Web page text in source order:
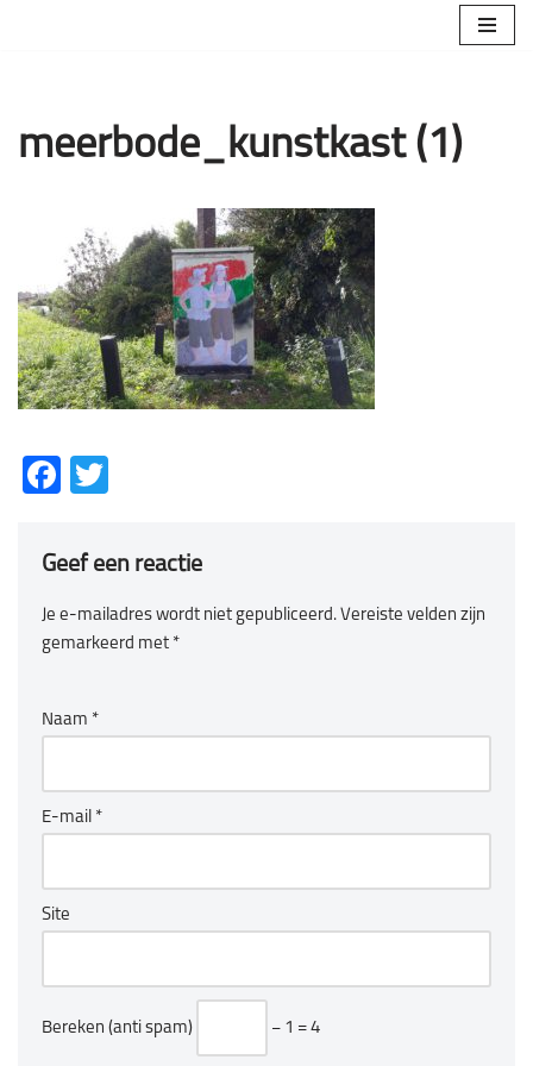
inhoud
meerbode_kunstkast (1)
Facebook
Geef een reactie
Je e-mailadres wordt niet gepubliceerd. Vereiste velden zijn
gemarkeerd met *
Naam *
E-mail *
Site
Bereken (anti spam) − 1 = 4